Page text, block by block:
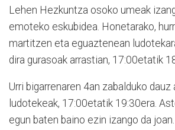
Lehen Hezkuntza osoko umeak
emoteko eskubidea. Honetarako,
martitzen eta eguaztenean
dira gurasoak arrastian, 17:00etatik
Urri bigarrenaren 4an zabalduko
ludotekeak, 17:00etatik 19:30era.
egun baten baino ezin izango da